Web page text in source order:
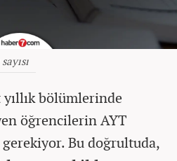
bölümlerinde
öğrencilerin AYT
gerekiyor. Bu doğrultuda,